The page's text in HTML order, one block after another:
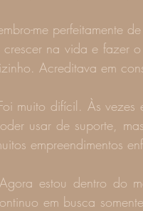
me perfeitamente
crescer na vida e fazer
Acreditava em
usar de suporte,
empreendimentos
em busca